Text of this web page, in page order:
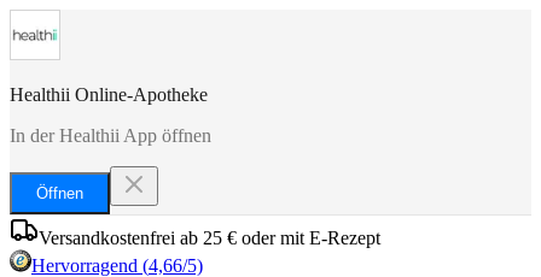
Healthii Online-Apotheke
In der Healthii App öffnen
Öffnen
Versandkostenfrei ab 25 € oder mit E-Rezept
Hervorragend (4,66/5)